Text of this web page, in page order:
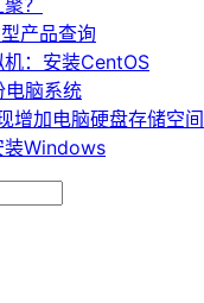
产品查询
：安装CentOS
电脑系统
增加电脑硬盘存储空间
装Windows